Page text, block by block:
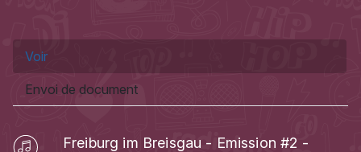
Onglets principaux
Voir
Envoi de document
Freiburg im Breisgau - Emission #2 -